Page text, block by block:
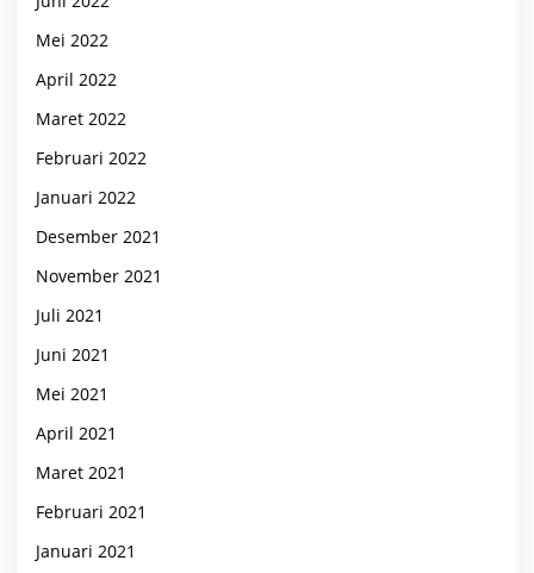
Mei 2022
April 2022
Maret 2022
Februari 2022
Januari 2022
Desember 2021
November 2021
Juli 2021
Juni 2021
Mei 2021
April 2021
Maret 2021
Februari 2021
Januari 2021